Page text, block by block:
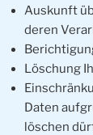
Auskunft
deren
Löschung
Daten
löschen